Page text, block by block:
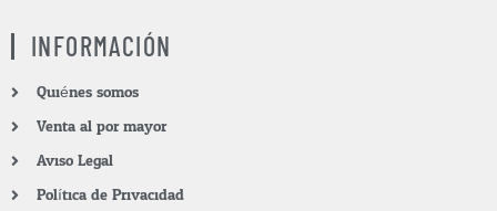
INFORMACIÓN
Quiénes somos
Venta al por mayor
Aviso Legal
Política de Privacidad